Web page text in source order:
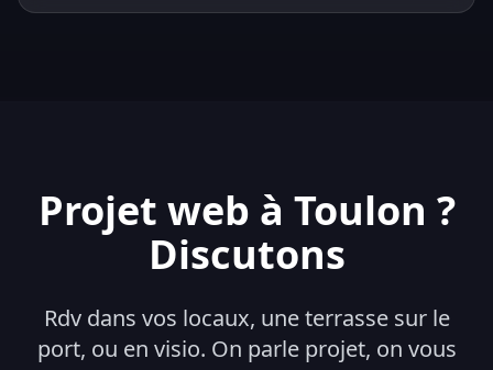
Projet web à Toulon ?
Discutons
Rdv dans vos locaux, une terrasse sur le
port, ou en visio. On parle projet, on vous